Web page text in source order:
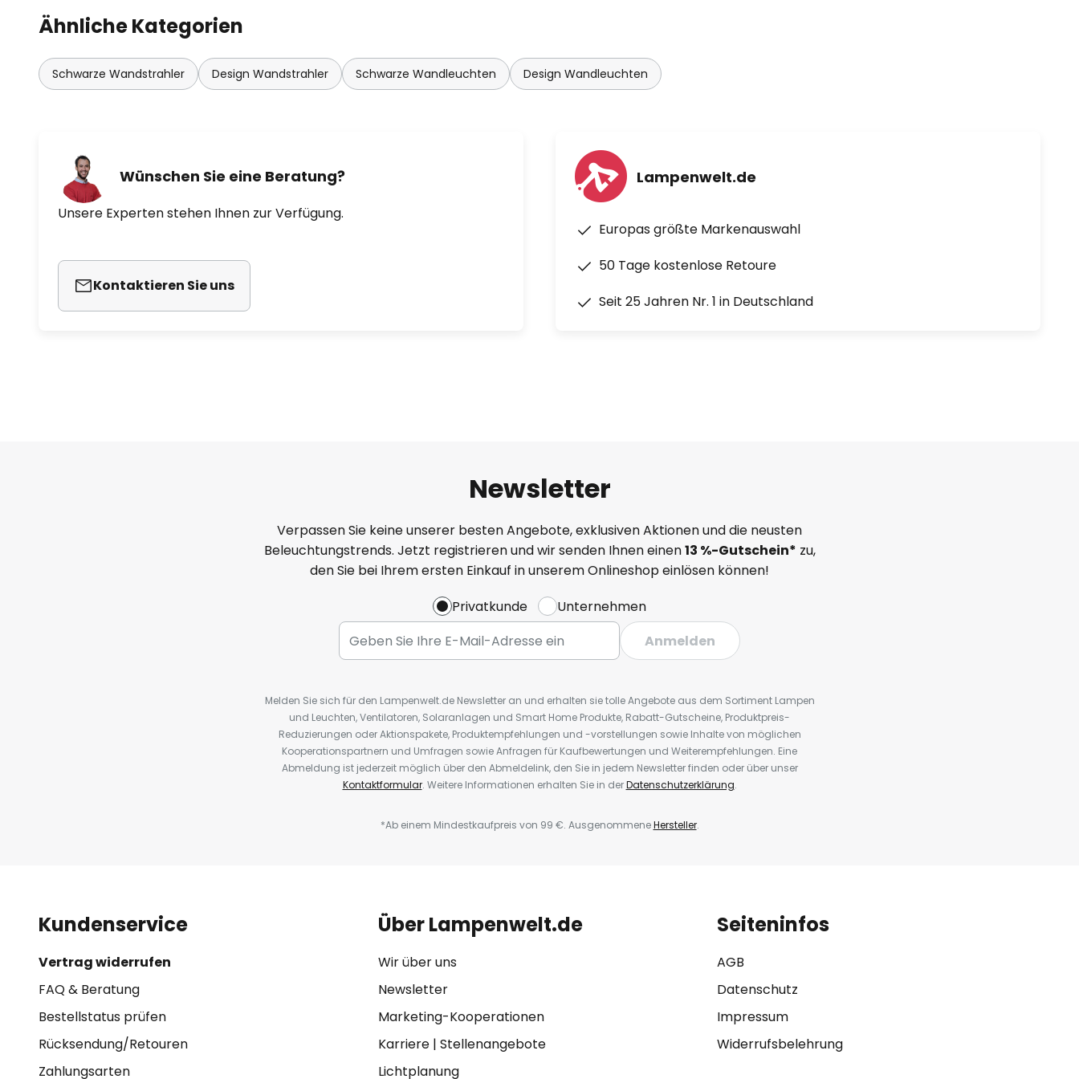
Ähnliche Kategorien
Schwarze Wandstrahler Design Wandstrahler Schwarze Wandleuchten Design Wandleuchten
Wünschen Sie eine Beratung?
Unsere Experten stehen Ihnen zur Verfügung.
Kontaktieren Sie uns
Lampenwelt.de
Europas größte Markenauswahl
50 Tage kostenlose Retoure
Seit 25 Jahren Nr. 1 in Deutschland
Newsletter
Verpassen Sie keine unserer besten Angebote, exklusiven Aktionen und die neusten
Beleuchtungstrends. Jetzt registrieren und wir senden Ihnen einen13 %-Gutschein* zu,
den Sie bei Ihrem ersten Einkauf in unserem Onlineshop einlösen können!
Privatkunde
Unternehmen
Anmelden
Melden Sie sich für den Lampenwelt.de Newsletter an und erhalten sie tolle Angebote aus dem Sortiment Lampen
und Leuchten, Ventilatoren, Solaranlagen und Smart Home Produkte, Rabatt-Gutscheine, Produktpreis-
Reduzierungen oder Aktionspakete, Produktempfehlungen und -vorstellungen sowie Inhalte von möglichen
Kooperationspartnern und Umfragen sowie Anfragen für Kaufbewertungen und Weiterempfehlungen. Eine
Abmeldung ist jederzeit möglich über den Abmeldelink, den Sie in jedem Newsletter finden oder über unser
Kontaktformular. Weitere Informationen erhalten Sie in derDatenschutzerklärung.
*Ab einem Mindestkaufpreis von 99 €. AusgenommeneHersteller.
Kundenservice
Vertrag widerrufen
FAQ & Beratung
Bestellstatus prüfen
Rücksendung/Retouren
Zahlungsarten
Über Lampenwelt.de
Wir über uns
Newsletter
Marketing-Kooperationen
Karriere| Stellenangebote
Lichtplanung
Seiteninfos
AGB
Datenschutz
Impressum
Widerrufsbelehrung